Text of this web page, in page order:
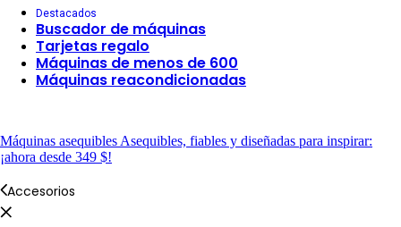
Destacados
Buscador de máquinas
Tarjetas regalo
Máquinas de menos de 600
Máquinas reacondicionadas
Máquinas asequibles Asequibles, fiables y diseñadas para inspirar:
¡ahora desde 349 $!
Accesorios